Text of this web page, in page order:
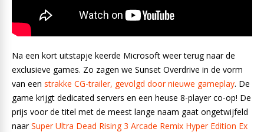
Na een kort uitstapje keerde Microsoft weer terug naar de
exclusieve games. Zo zagen we Sunset Overdrive in de vorm
van een strakke CG-trailer, gevolgd door nieuwe gameplay. De
game krijgt dedicated servers en een heuse 8-player co-op! De
prijs voor de titel met de meest lange naam gaat ongetwijfeld
naarSuper Ultra Dead Rising 3 Arcade Remix Hyper Edition Ex